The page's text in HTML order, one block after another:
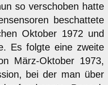
so verschoben hatte
beschattete
Oktober 1972 und
Es folgte eine zweite
März-Oktober 1973,
bei der man über